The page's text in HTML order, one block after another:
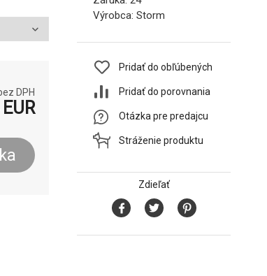
DPH
Výrobca: Storm
Pridať do obľúbených
Pridať do porovnania
Otázka pre predajcu
Stráženie produktu
Zdieľať